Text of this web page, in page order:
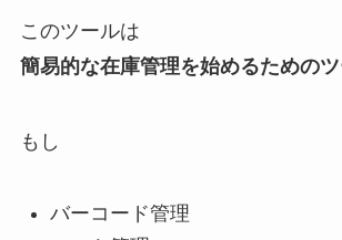
このツールは
簡易的な在庫管理を始めるための
もし
バーコード管理